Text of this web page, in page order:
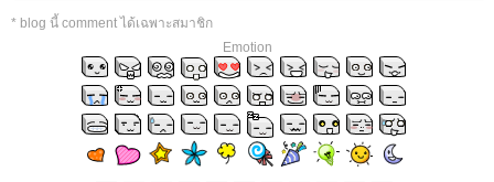
* blog นี้ comment ได้เฉพาะสมาชิก
Emotion